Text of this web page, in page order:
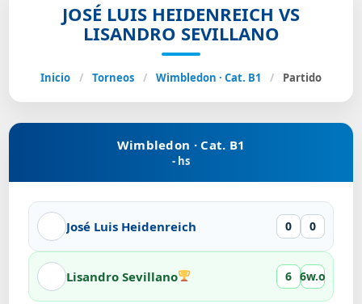
JOSÉ LUIS HEIDENREICH VS
LISANDRO SEVILLANO
Inicio / Torneos / Wimbledon · Cat. B1 / Partido
Wimbledon · Cat. B1
- hs
José Luis Heidenreich 0 0
Lisandro Sevillano 6 6w.o